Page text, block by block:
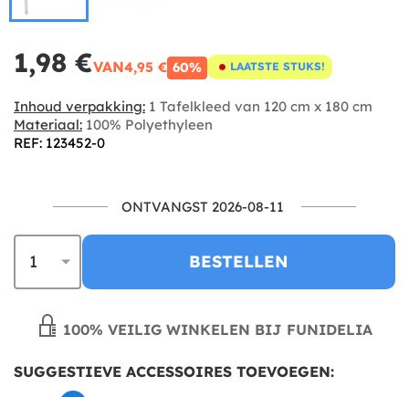
1,98 €VAN4,95 € 60% LAATSTE STUKS!
Inhoud verpakking: 1 Tafelkleed van 120 cm x 180 cm
Materiaal: 100% Polyethyleen
REF: 123452-0
ONTVANGST 2026-08-11
BESTELLEN
100% VEILIG WINKELEN BIJ FUNIDELIA
SUGGESTIEVE ACCESSOIRES TOEVOEGEN: